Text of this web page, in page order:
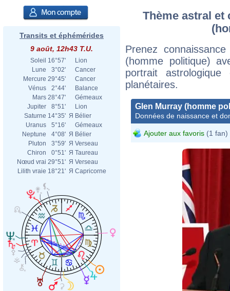
Transits et éphémérides
9 août, 12h43 T.U.
Soleil 16°57'
Lion
Lune
3°02'
Cancer
Mercure 29°45'
Cancer
Vénus
2°44'
Balance
Mars 28°47'
Gémeaux
Jupiter
8°51'
Lion
Saturne 14°35' Я Bélier
Uranus
5°16'
Gémeaux
Neptune
4°08' Я Bélier
Pluton
3°59' Я Verseau
Chiron
0°51' Я Taureau
Nœud vrai 29°51' Я Verseau
Lilith vraie 18°21' Я Capricorne
Thème astral et
Prenez
(homme politique)
portrait
planétaires.
Glen Murray (homme
Données de naissance et
Ajouter aux favoris (1 fan)